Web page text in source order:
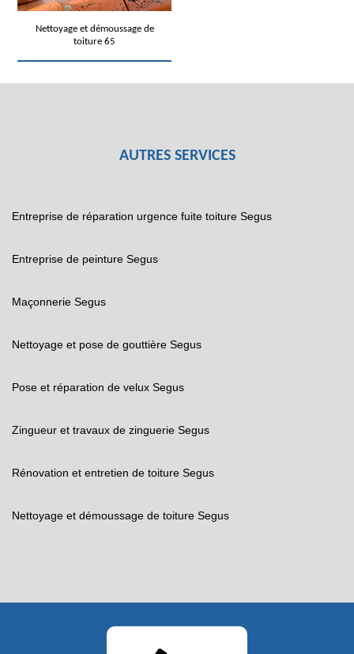
Nettoyage et démoussage de
toiture 65
AUTRES SERVICES
Entreprise de réparation urgence fuite toiture Segus
Entreprise de peinture Segus
Maçonnerie Segus
Nettoyage et pose de gouttière Segus
Pose et réparation de velux Segus
Zingueur et travaux de zinguerie Segus
Rénovation et entretien de toiture Segus
Nettoyage et démoussage de toiture Segus